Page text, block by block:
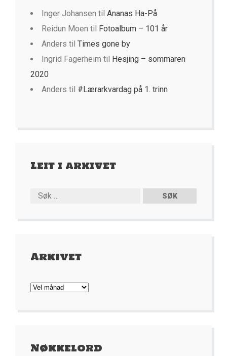
Inger Johansen til Ananas Ha-På
Reidun Moen til Fotoalbum – 101 år
Anders til Times gone by
Ingrid Fagerheim til Hesjing – sommaren
2020
Anders til #Lærarkvardag på 1. trinn
Leit i arkivet
Arkivet
Arkivet
Nøkkelord